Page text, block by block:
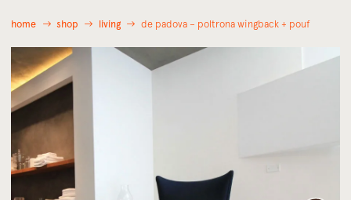
home shop living de padova – poltrona wingback + pouf